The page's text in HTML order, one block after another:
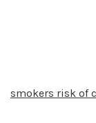
smokers risk of